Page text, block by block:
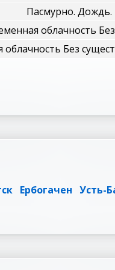
Пасмурно. Дождь.
облачность
Без
Ербогачен Усть-